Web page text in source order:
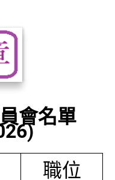
會名單
職位